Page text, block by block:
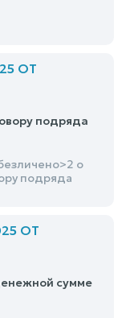
ОТ
подряда
о
подряда
ОТ
сумме